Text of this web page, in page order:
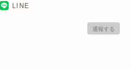
LINE
通報する